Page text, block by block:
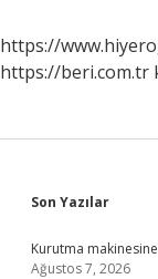
https://
https://beri.com.tr
Sidebar
Son Yazılar
Kurutma makinesine
Ağustos 7, 2026